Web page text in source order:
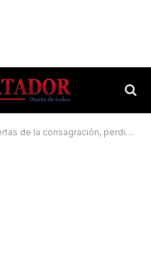
la consagración, perdió ante Baurú